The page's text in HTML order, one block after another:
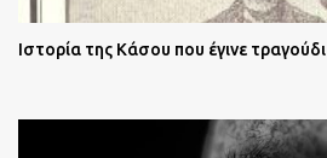
Ιστορία της Κάσου που έγινε τραγούδι